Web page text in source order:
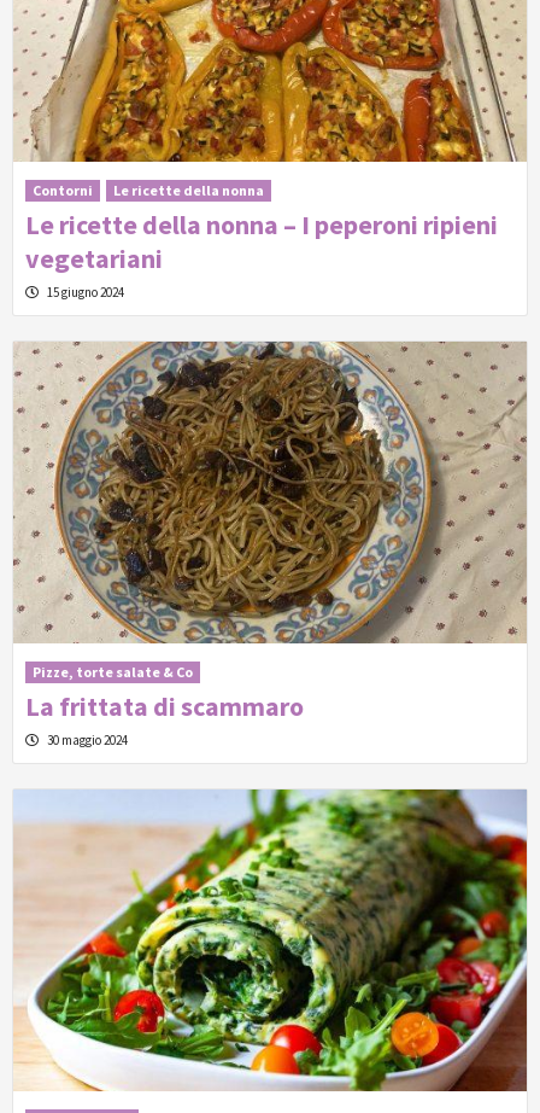
Contorni Le ricette della nonna
Le ricette della nonna – I peperoni ripieni
vegetariani
15 giugno 2024
Pizze, torte salate & Co
La frittata di scammaro
30 maggio 2024